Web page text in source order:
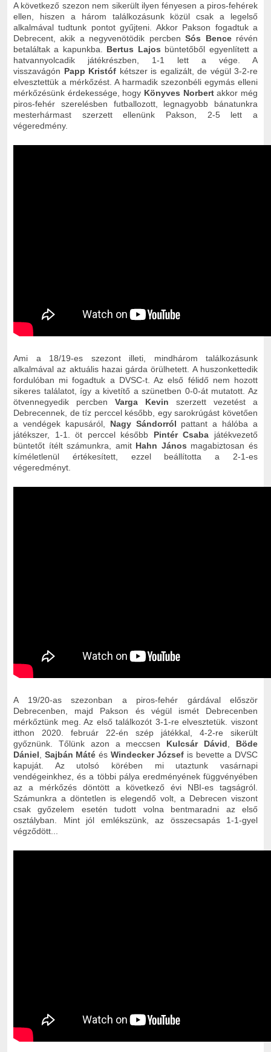
A következő szezon nem sikerült ilyen fényesen a piros-fehérek
ellen, hiszen a három találkozásunk közül csak a legelső
alkalmával tudtunk pontot gyűjteni. Akkor Pakson fogadtuk a
Debrecent, akik a negyvenötödik percbenSós Bencerévén
betaláltak a kapunkba. Bertus Lajos büntetőből egyenlített a
hatvannyolcadik játékrészben, 1-1 lett a vége. A
visszavágón Papp Kristóf kétszer is egalizált, de végül 3-2-re
elvesztettük a mérkőzést. A harmadik szezonbéli egymás elleni
mérkőzésünk érdekessége, hogy Könyves Norbertakkor még
piros-fehér szerelésben futballozott, legnagyobb bánatunkra
mesterhármast szerzett ellenünk Pakson, 2-5 lett a
végeredmény.
Ami a 18/19-es szezont illeti, mindhárom találkozásunk
alkalmával az aktuális hazai gárda örülhetett. A huszonkettedik
fordulóban mi fogadtuk a DVSC-t. Az első félidő nem hozott
sikeres találatot, így a kivetítő a szünetben 0-0-át mutatott. Az
ötvennegyedik percben
Varga Kevin szerzett vezetést a
Debrecennek, de tíz perccel később, egy sarokrúgást követően
a vendégek kapusáról, Nagy Sándorról pattant a hálóba a
játékszer, 1-1. öt perccel később Pintér Csaba játékvezető
büntetőt ítélt számunkra, amit Hahn János magabiztosan és
kíméletlenül értékesített, ezzel beállította a 2-1-es
végeredményt.
A 19/20-as szezonban a piros-fehér gárdával először
Debrecenben, majd Pakson és végül ismét Debrecenben
mérkőztünk meg. Az első találkozót 3-1-re elvesztetük. viszont
itthon 2020. február 22-én szép játékkal, 4-2-re sikerült
győznünk. Tőlünk azon a meccsen Kulcsár Dávid, Böde
Dániel, Sajbán Máté és Windecker József is bevette a DVSC
kapuját. Az utolsó körében mi utaztunk vasárnapi
vendégeinkhez, és a többi pálya eredményének függvényében
az a mérkőzés döntött a következő évi NBI-es tagságról.
Számunkra a döntetlen is elegendő volt, a Debrecen viszont
csak győzelem esetén tudott volna bentmaradni az első
osztályban. Mint jól emlékszünk, az összecsapás 1-1-gyel
végződött...